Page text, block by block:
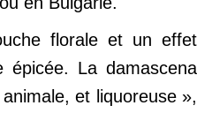
florale et un effet
épicée. La damascena
et liquoreuse »,